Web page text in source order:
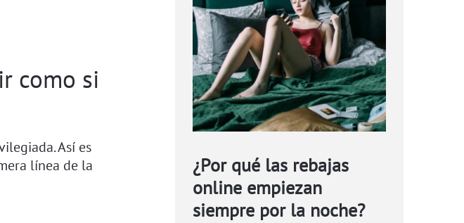
como si
Así es
línea de la
¿Por qué las rebajas
online empiezan
siempre por la noche?